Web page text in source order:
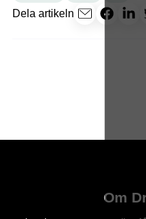
Dela artikeln
Om